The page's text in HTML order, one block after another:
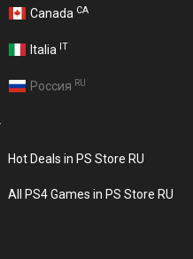
Canada CA
Italia IT
Россия RU
Hot Deals in PS Store RU
All PS4 Games in PS Store RU